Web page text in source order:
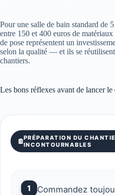
Pour une salle de bain standard de
entre 150 et 400 euros de
de pose représentent un
selon la qualité — et ils se
chantiers.
Les bons réflexes avant de lancer le
PRÉPARATION DU
INCONTOURNABLES
1 Commandez